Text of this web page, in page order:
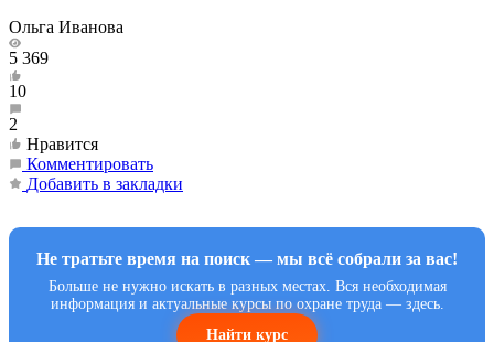
Ольга Иванова
5 369
10
2
Нравится
Комментировать
Добавить в закладки
Не тратьте время на поиск — мы всё собрали за вас!
Больше не нужно искать в разных местах. Вся необходимая
информация и актуальные курсы по охране труда — здесь.
Найти курс